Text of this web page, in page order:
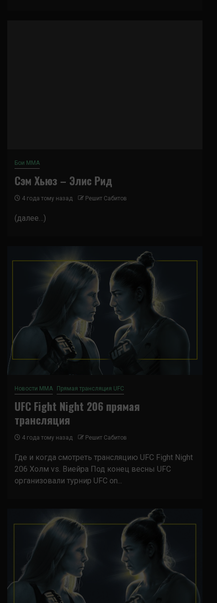
Бои ММА
Сэм Хьюз – Элис Рид
4 года тому назад Решит Сабитов
(далее…)
Новости ММА Прямая трансляция UFC
UFC Fight Night 206 прямая
трансляция
4 года тому назад Решит Сабитов
Где и когда смотреть трансляцию UFC Fight Night
206 Холм vs. Виейра Под конец весны UFC
организовали турнир UFC on...